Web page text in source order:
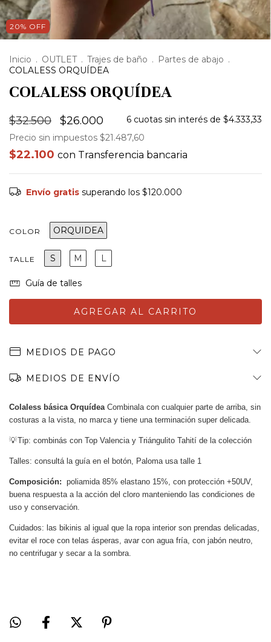
20% OFF
Inicio . OUTLET . Trajes de baño . Partes de abajo .
COLALESS ORQUÍDEA
COLALESS ORQUÍDEA
$32.500 $26.000 6 cuotas sin interés de $4.333,33
Precio sin impuestos $21.487,60
$22.100 con Transferencia bancaria
Envío gratis superando los $120.000
COLOR ORQUIDEA
TALLE S M L
Guía de talles
MEDIOS DE PAGO
MEDIOS DE ENVÍO
Colaless básica OrquídeaCombinala con cualquier parte de arriba, sin
costuras a la vista, no marca y tiene una terminación super delicada.
💡 Tip: combinás con Top Valencia y Triángulito Tahití de la colección
Talles: consultá la guía en el botón, Paloma usa talle 1
Composición: poliamida 85% elastano 15%, con protección +50UV,
buena respuesta a la acción del cloro manteniendo las condiciones de
uso y conservación.
Cuidados: las bikinis al igual que la ropa interior son prendas delicadas,
evitar el roce con telas ásperas, avar con agua fría, con jabón neutro,
no centrifugar y secar a la sombra.